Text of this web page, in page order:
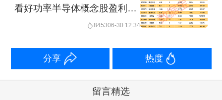
看好功率半导体概念股盈利增
845306-30 12:34
分享 热度
留言精选